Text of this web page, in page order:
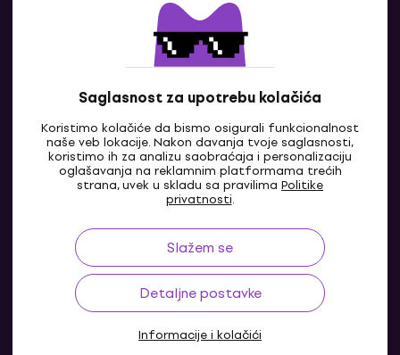
Saglasnost za upotrebu kolačića
Koristimo kolačiće da bismo osigurali funkcionalnost
naše veb lokacije. Nakon davanja tvoje saglasnosti,
koristimo ih za analizu saobraćaja i personalizaciju
oglašavanja na reklamnim platformama trećih
strana, uvek u skladu sa pravilima Politike
privatnosti.
Slažem se
Detaljne postavke
Informacije i kolačići
Kontakti
Kontaktiraj nas
RS